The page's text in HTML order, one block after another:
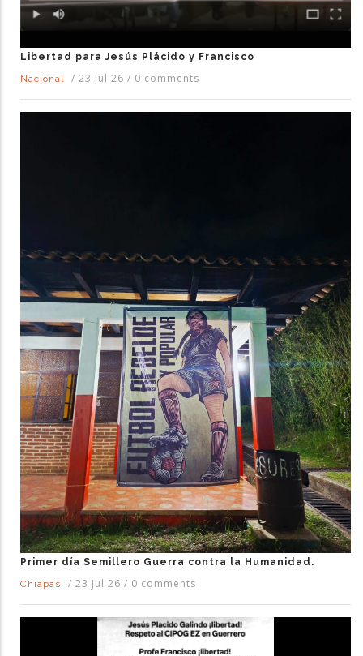
Libertad para Jesús Plácido y Francisco
Nacional
/ 23 Jul 26 / 0 comments
Primer día Semillero Guerra contra la Humanidad.
Chiapas
/ 23 Jul 26 / 0 comments